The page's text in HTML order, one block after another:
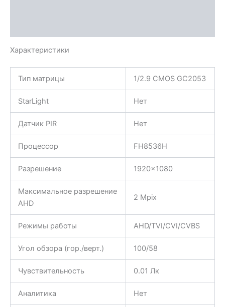
Характеристики
Тип матрицы 1/2.9 CMOS GC2053
StarLight Нет
Датчик PIR Нет
Процессор FH8536H
Разрешение 1920×1080
Максимальное разрешение
AHD
2 Mpix
Режимы работы AHD/TVI/CVI/CVBS
Угол обзора (гор./верт.) 100/58
Чувствительность 0.01 Лк
Аналитика Нет